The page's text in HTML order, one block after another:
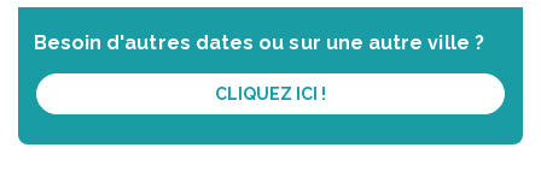
Besoin d'autres dates ou sur une autre ville ?
CLIQUEZ ICI !